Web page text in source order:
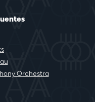
Orchestra